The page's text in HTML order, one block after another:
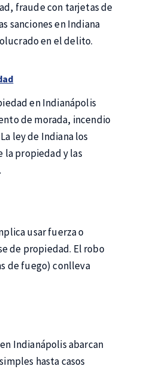
fraude con tarjetas de
sanciones en Indiana
en el delito.
en Indianápolis
de morada, incendio
ley de Indiana los
la propiedad y las
usar fuerza o
de propiedad. El robo
de fuego) conlleva
Indianápolis abarcan
hasta casos